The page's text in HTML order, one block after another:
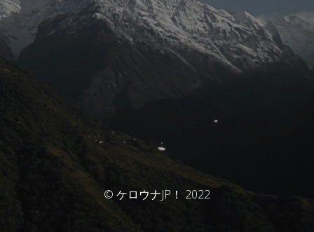
© ケロウナJP！ 2022